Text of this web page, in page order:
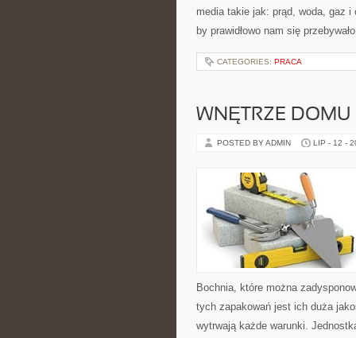
media takie jak: prąd, woda, gaz
by prawidłowo nam się
CATEGORIES: PRACA
WNĘTRZE DOMU
POSTED BY ADMIN LIP - 12 -
Bochnia, które można
tych zapakowań jest ich duża
wytrwają każde warunki.